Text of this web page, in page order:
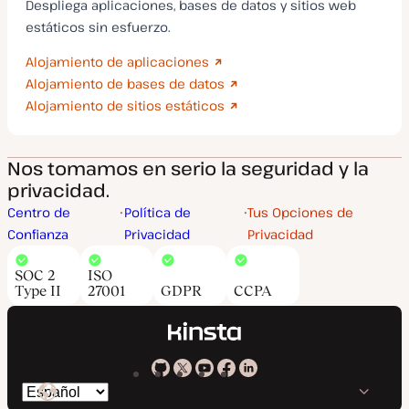
Despliega aplicaciones, bases de datos y sitios web
estáticos sin esfuerzo.
Alojamiento de aplicaciones
Alojamiento de bases de datos
Alojamiento de sitios estáticos
Nos tomamos en serio la seguridad y la
privacidad.
Centro de
Confianza
Política de
Privacidad
Tus Opciones de
Privacidad
SOC 2
Type II
ISO
27001
GDPR CCPA
KinstaKinstaKinsta
KinstaKinsta
Cambiar